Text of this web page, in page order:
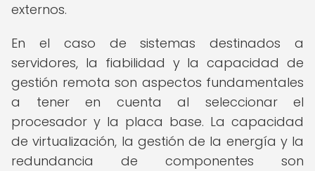
externos.
En el caso de sistemas destinados a
servidores, la fiabilidad y la capacidad de
gestión remota son aspectos fundamentales
a tener en cuenta al seleccionar el
procesador y la placa base. La capacidad
de virtualización, la gestión de la energía y la
redundancia de componentes son